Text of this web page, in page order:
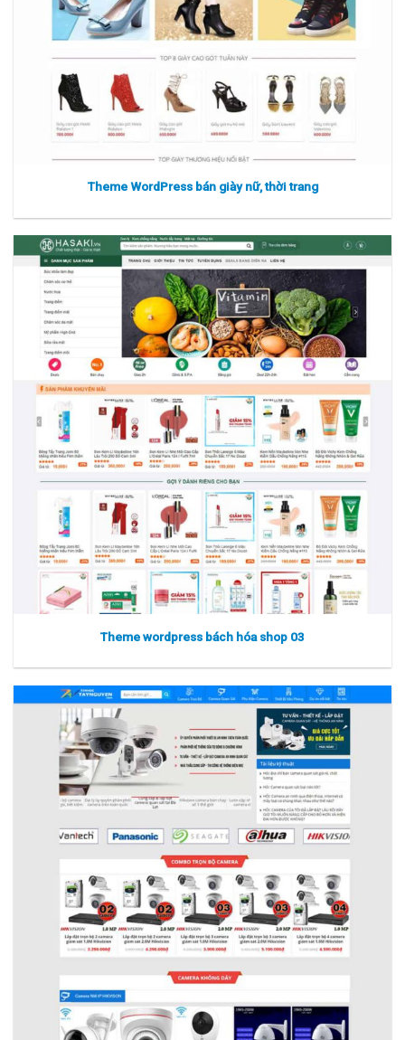
Xem thực tế Xem chi tiết
Theme WordPress bán giày nữ, thời trang
Xem thực tế Xem chi tiết
Theme wordpress bách hóa shop 03